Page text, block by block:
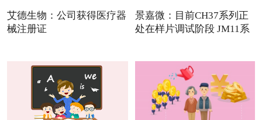
艾德生物：公司获得医疗器
械注册证
景嘉微：目前CH37系列正
处在样片调试阶段 JM11系